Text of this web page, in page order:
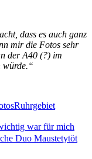
dass es auch ganz
mir die Fotos sehr
der A40 (?) im
würde.“
Ruhrgebiet
war für mich
Duo Maustetytöt